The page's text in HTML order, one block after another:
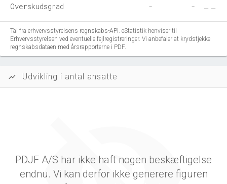
Overskudsgrad - -
Tal fra erhvervsstyrelsens regnskabs-API. eStatistik henviser til
Erhvervsstyrelsen ved eventuelle fejlregistreringer. Vi anbefaler at krydstjekke
regnskabsdataen med årsrapporterne i PDF.
show_chart Udvikling i antal ansatte
PDJF A/S har ikke haft nogen beskæftigelse
endnu. Vi kan derfor ikke generere figuren